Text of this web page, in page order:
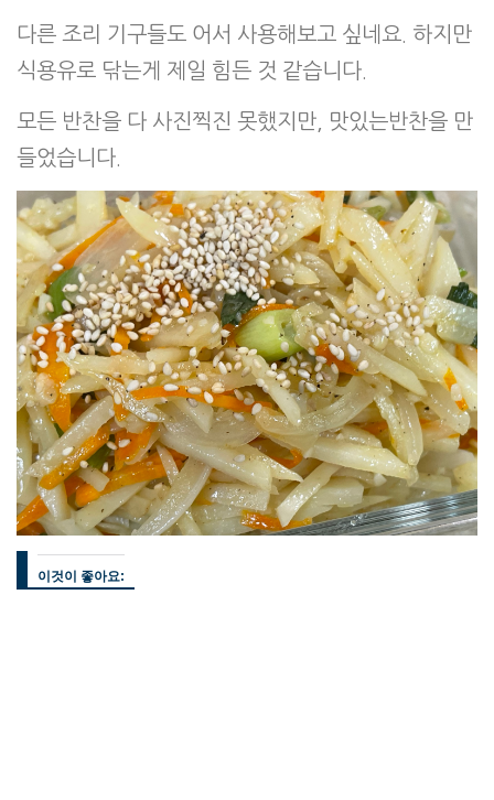
다른 조리 기구들도 어서 사용해보고 싶네요. 하지만
식용유로 닦는게 제일 힘든 것 같습니다.
모든 반찬을 다 사진찍진 못했지만, 맛있는반찬을 만
들었습니다.
이것이 좋아요: